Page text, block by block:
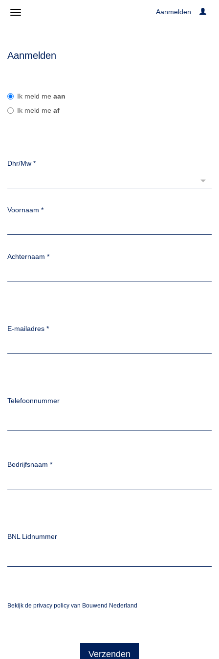
Aanmelden
Aanmelden
Ik meld me aan
Ik meld me af
Dhr/Mw *
Voornaam *
Achternaam *
E-mailadres *
Telefoonnummer
Bedrijfsnaam *
BNL Lidnummer
Bekijk de privacy policy van Bouwend Nederland
Verzenden